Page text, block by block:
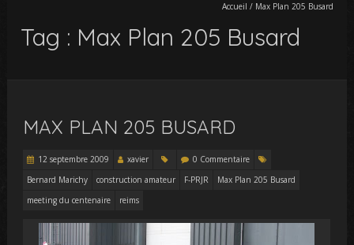
Accueil / Max Plan 205 Busard
Tag : Max Plan 205 Busard
MAX PLAN 205 BUSARD
12 septembre 2009 xavier
0 Commentaire
Bernard Marichy
construction amateur F-PRJR
Max Plan 205 Busard
meeting du centenaire
reims